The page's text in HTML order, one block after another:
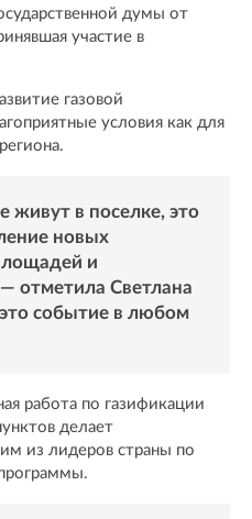
думы от
участие в
газовой
условия как для
в поселке, это
новых
и
отметила Светлана
событие в любом
работа по газификации
делает
из лидеров страны по